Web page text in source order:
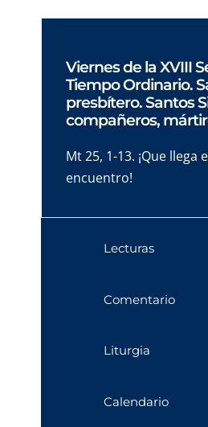
Viernes de la XVIII
Tiempo Ordinario.
presbítero. Santos
compañeros,
Mt 25, 1-13. ¡Que llega
encuentro!
Lecturas
Comentario
Liturgia
Calendario